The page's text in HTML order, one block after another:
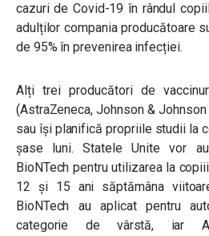
cazuri de Covid-19 în rândul
adulților compania producătoare
de 95% în prevenirea infecției.
Alți trei producători de
(AstraZeneca, Johnson &
sau își planifică propriile studii la
șase luni. Statele Unite vor
BioNTech pentru utilizarea la
12 și 15 ani săptămâna
BioNTech au aplicat pentru
categorie de vârstă, iar